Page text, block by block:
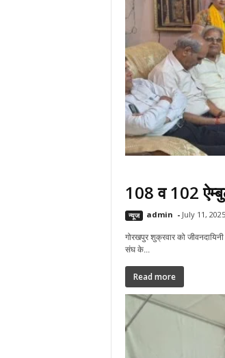
108 व 102
न्यूज admin - July 11, 2025
गोरखपुर शुक्रवार को
संघ के...
Read more